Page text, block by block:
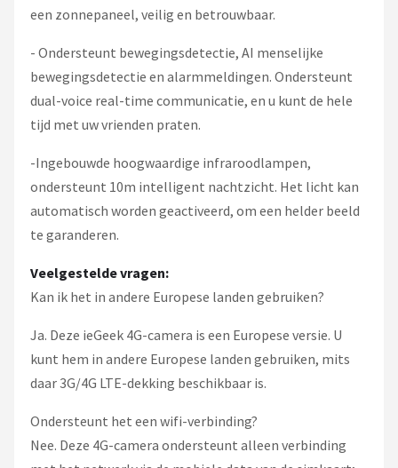
een zonnepaneel, veilig en betrouwbaar.
- Ondersteunt bewegingsdetectie, AI menselijke
bewegingsdetectie en alarmmeldingen. Ondersteunt
dual-voice real-time communicatie, en u kunt de hele
tijd met uw vrienden praten.
-Ingebouwde hoogwaardige infraroodlampen,
ondersteunt 10m intelligent nachtzicht. Het licht kan
automatisch worden geactiveerd, om een ​​helder beeld
te garanderen.
Veelgestelde vragen:
Kan ik het in andere Europese landen gebruiken?
Ja. Deze ieGeek 4G-camera is een Europese versie. U
kunt hem in andere Europese landen gebruiken, mits
daar 3G/4G LTE-dekking beschikbaar is.
Ondersteunt het een wifi-verbinding?
Nee. Deze 4G-camera ondersteunt alleen verbinding